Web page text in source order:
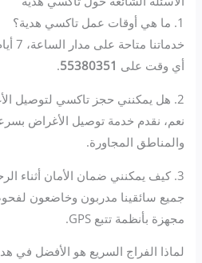
1. ما هي أوقات عمل تاكسي هدية؟
أي وقت على 55380351
.
2. هل يمكنني حجز تاكسي لتوصيل الأغراض؟
نعم، نقدم خدمة توصيل الأغراض
والمناطق المجاورة.
3. كيف يمكنني ضمان الأمان أثناء الرحلة؟
جميع سائقينا مدربون وخاضعون
مجهزة بأنظمة تتبع GPS.
لماذا الفراج السريع هو الأفضل في